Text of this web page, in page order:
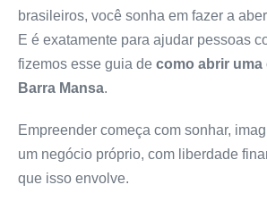
brasileiros, você sonha em fazer a
E é exatamente para ajudar pessoas
fizemos esse guia de como abrir uma
Barra Mansa.
Empreender começa com sonhar,
um negócio próprio, com liberdade
que isso envolve.